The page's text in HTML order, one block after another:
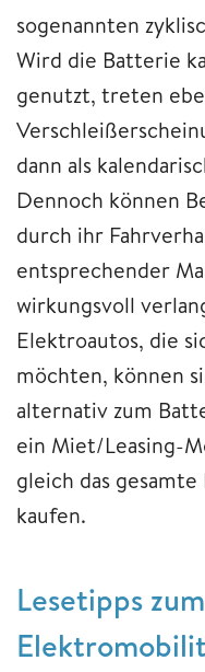
sogenannten
Wird die Batterie
genutzt, treten
dann als
Dennoch können
durch ihr
entsprechender
wirkungsvoll
Elektroautos, die
möchten, können
alternativ zum
ein Miet/Leasing-
gleich das gesamte
kaufen.
Lesetipps